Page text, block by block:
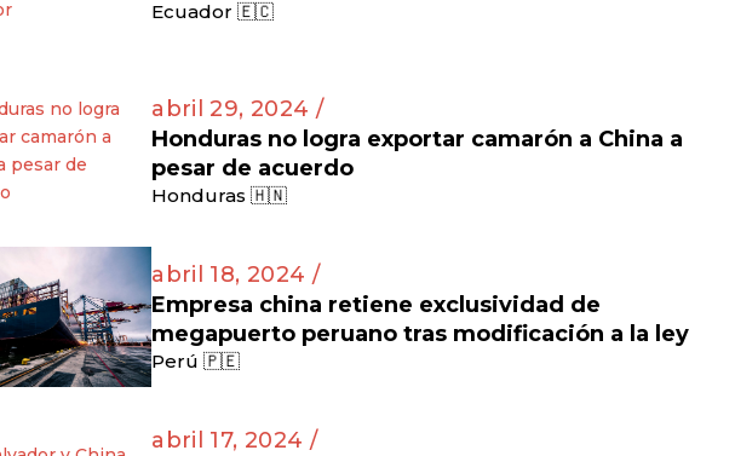
Ecuador 🇪🇨
abril 29, 2024 /
Honduras no logra exportar camarón a China a
pesar de acuerdo
Honduras 🇭🇳
abril 18, 2024 /
Empresa china retiene exclusividad de
megapuerto peruano tras modificación a la ley
Perú 🇵🇪
abril 17, 2024 /